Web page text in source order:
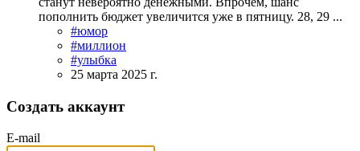
пополнить бюджет увеличится уже в пятницу. 28, 29 ...
#юмор
#миллион
#улыбка
25 марта 2025 г.
Создать аккаунт
E-mail